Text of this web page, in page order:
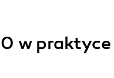
w praktyce